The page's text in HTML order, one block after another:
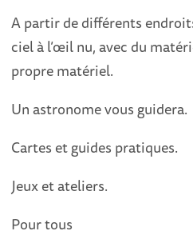
A partir de différents
ciel à l’œil nu, avec du
propre matériel.
Un astronome vous guidera.
Cartes et guides pratiques.
Jeux et ateliers.
Pour tous